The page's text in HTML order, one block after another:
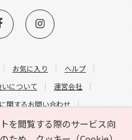
を閲覧する際のサービス向
お気に入り
ヘルプ
について
運営会社
関するお問い合わせ
るお問い合わせ